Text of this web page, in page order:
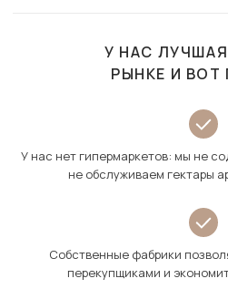
У НАС
РЫНКЕ И ВОТ
У нас нет гипермаркетов: мы не
не обслуживаем гектары
Собственные фабрики
перекупщиками и